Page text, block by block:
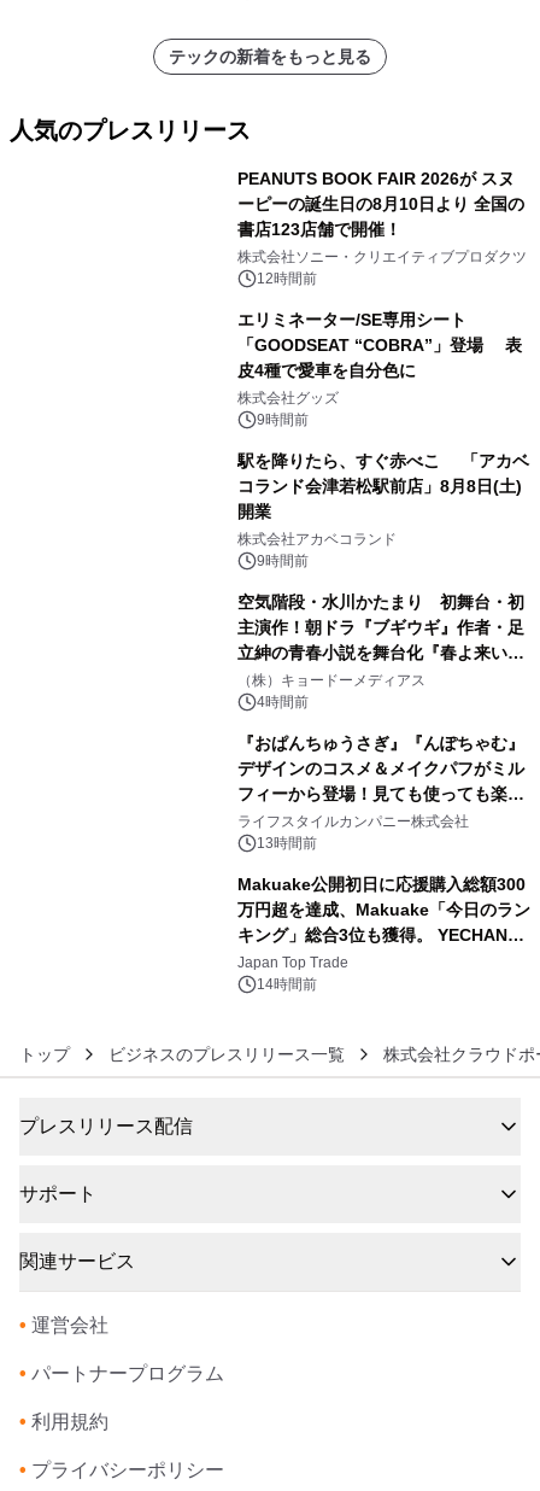
テックの新着をもっと見る
人気のプレスリリース
PEANUTS BOOK FAIR 2026が スヌ
ーピーの誕生日の8月10日より 全国の
書店123店舗で開催！
株式会社ソニー・クリエイティブプロダクツ
12時間前
エリミネーター/SE専用シート
「GOODSEAT “COBRA”」登場 表
皮4種で愛車を自分色に
株式会社グッズ
9時間前
駅を降りたら、すぐ赤べこ 「アカベ
コランド会津若松駅前店」8月8日(土)
開業
株式会社アカベコランド
9時間前
空気階段・水川かたまり 初舞台・初
主演作！朝ドラ『ブギウギ』作者・足
立紳の青春小説を舞台化『春よ来い、
マジで来い』キービジュアル解禁！
（株）キョードーメディアス
4時間前
『おぱんちゅうさぎ』『んぽちゃむ』
デザインのコスメ＆メイクパフがミル
フィーから登場！見ても使っても楽し
い、ポップでキュートなコレクショ
ン。
ライフスタイルカンパニー株式会社
13時間前
Makuake公開初日に応援購入総額300
万円超を達成、Makuake「今日のラン
キング」総合3位も獲得。 YECHAN音
浴シンギングボウル第2弾の大型サイ
ズ（XL・2XL・3XL）を先行販売中
Japan Top Trade
14時間前
トップ ビジネスのプレスリリース一覧 株式会社クラウドポ
プレスリリース配信
サポート
関連サービス
• 運営会社
• パートナープログラム
• 利用規約
• プライバシーポリシー